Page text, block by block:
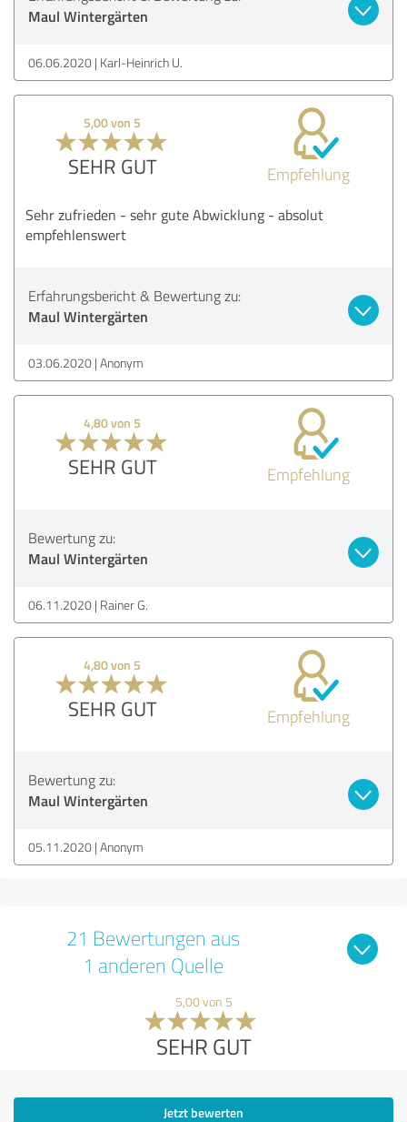
Maul Wintergärten
06.06.2020 Karl-Heinrich U.
5,00 von 5
SEHR GUT Empfehlung
Sehr zufrieden - sehr gute Abwicklung - absolut
empfehlenswert
Erfahrungsbericht & Bewertung zu:
Maul Wintergärten
03.06.2020 Anonym
4,80 von 5
SEHR GUT Empfehlung
Bewertung zu:
Maul Wintergärten
06.11.2020 Rainer G.
4,80 von 5
SEHR GUT Empfehlung
Bewertung zu:
Maul Wintergärten
05.11.2020 Anonym
21 Bewertungen aus
1 anderen Quelle
5,00 von 5
SEHR GUT
Jetzt bewerten